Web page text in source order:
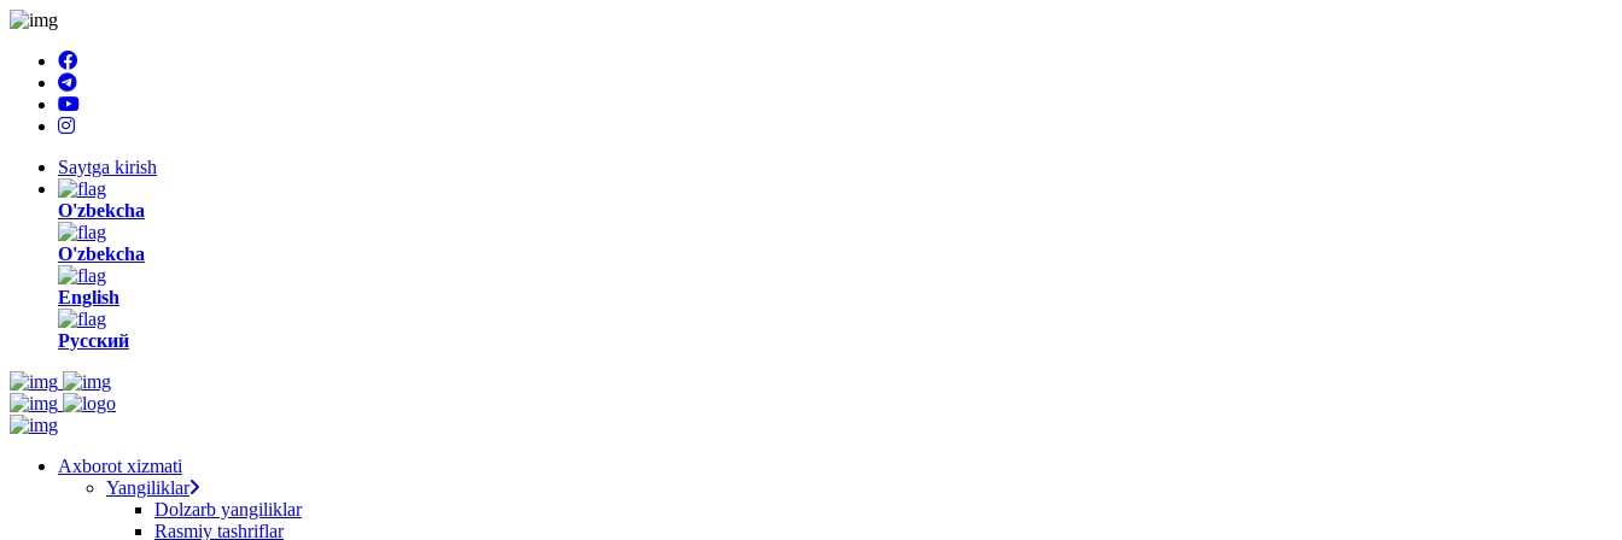
Saytga kirish
O'zbekcha
O'zbekcha
English
Русский
Axborot xizmati
Yangiliklar
Dolzarb yangiliklar
Rasmiy tashriflar